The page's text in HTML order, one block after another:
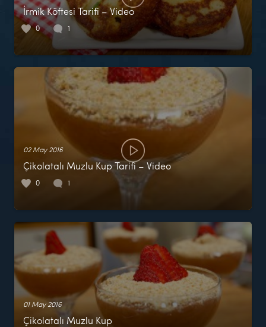
İrmik Köftesi Tarifi – Video
0 1
02 May 2016
Çikolatalı Muzlu Kup Tarifi – Video
0 1
01 May 2016
Çikolatalı Muzlu Kup